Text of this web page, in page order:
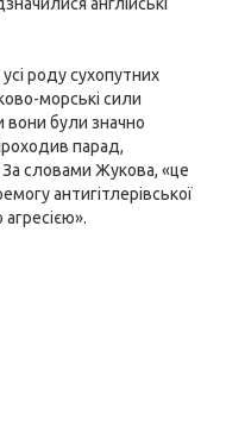
роду сухопутних
морські сили
вони були значно
парад,
За словами Жукова, «це
антигітлерівської